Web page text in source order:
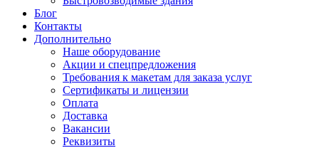
Блог
Контакты
Дополнительно
Наше оборудование
Акции и спецпредложения
Требования к макетам для заказа услуг
Сертификаты и лицензии
Оплата
Доставка
Вакансии
Реквизиты